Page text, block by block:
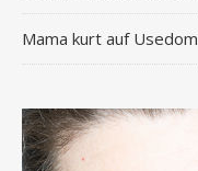
Mama kurt auf Usedom